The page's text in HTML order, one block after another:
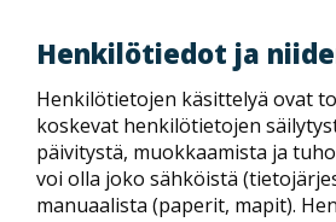
Henkilötiedot ja
Henkilötietojen käsittelyä ovat
koskevat henkilötietojen
päivitystä, muokkaamista ja
voi olla joko sähköistä
manuaalista (paperit, mapit).